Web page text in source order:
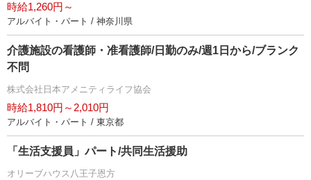
時給1,260円～
アルバイト・パート / 神奈川県
介護施設の看護師・准看護師/日勤のみ/週1日から/ブランク
不問
株式会社日本アメニティライフ協会
時給1,810円～2,010円
アルバイト・パート / 東京都
「生活支援員」パート/共同生活援助
オリーブハウス八王子恩方